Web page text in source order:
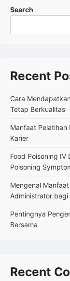
Search
Recent
Cara
Tetap Berkualitas
Manfaat Pelatihan
Karier
Food Poisoning
Poisoning
Mengenal
Administrator bagi
Pentingnya
Bersama
Recent